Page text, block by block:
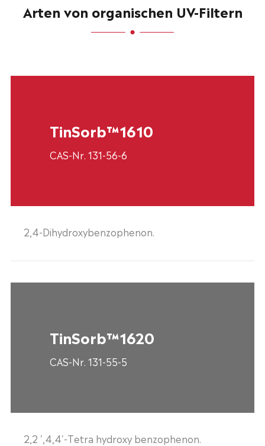
Arten von organischen UV-Filtern
TinSorb™1610
CAS-Nr. 131-56-6
2,4-Dihydroxybenzophenon.
TinSorb™1620
CAS-Nr. 131-55-5
2,2 ',4,4'-Tetra hydroxy benzophenon.